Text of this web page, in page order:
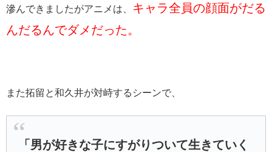
滲んできましたがアニメは、
キャラ全員の顔面がだる
んだるんでダメだった。
また拓留と和久井が対峙するシーンで、
「男が好きな子にすがりついて生きていく